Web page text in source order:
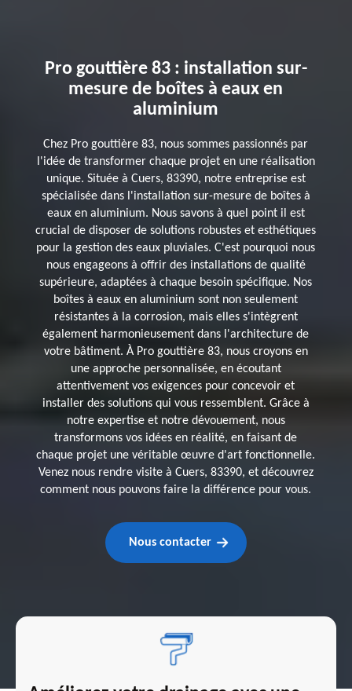
Pro gouttière 83 : installation sur-
mesure de boîtes à eaux en
aluminium
Chez Pro gouttière 83, nous sommes passionnés par
l'idée de transformer chaque projet en une réalisation
unique. Située à Cuers, 83390, notre entreprise est
spécialisée dans l'installation sur-mesure de boîtes à
eaux en aluminium. Nous savons à quel point il est
crucial de disposer de solutions robustes et esthétiques
pour la gestion des eaux pluviales. C'est pourquoi nous
nous engageons à offrir des installations de qualité
supérieure, adaptées à chaque besoin spécifique. Nos
boîtes à eaux en aluminium sont non seulement
résistantes à la corrosion, mais elles s'intègrent
également harmonieusement dans l'architecture de
votre bâtiment. À Pro gouttière 83, nous croyons en
une approche personnalisée, en écoutant
attentivement vos exigences pour concevoir et
installer des solutions qui vous ressemblent. Grâce à
notre expertise et notre dévouement, nous
transformons vos idées en réalité, en faisant de
chaque projet une véritable œuvre d'art fonctionnelle.
Venez nous rendre visite à Cuers, 83390, et découvrez
comment nous pouvons faire la différence pour vous.
Nous contacter